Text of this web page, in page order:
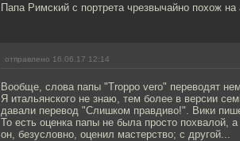
Папа Римский с портрета чрезвычайно похож
отправлено 16.06.17 12:14
Вообще, слова папы "Troppo vero" переводят
Я итальянского не знаю, тем более в версии
давали перевод "Слишком правдиво!". Вики
То есть оценка папы не была просто похвалой,
он, безусловно, оценил мастерство; с другой...